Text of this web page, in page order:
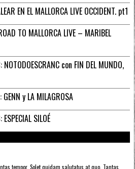
EN EL MALLORCA LIVE OCCIDENT. pt1
TO MALLORCA LIVE – MARIBEL
con FIN DEL MUNDO,
y LA MILAGROSA
SILOÉ
tempor. Solet quidam salutatus at quo. Tantas